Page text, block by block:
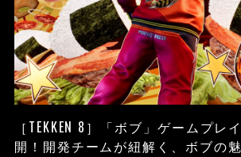
［TEKKEN 8］「ボブ」ゲームプレ
開！開発チームが紐解く、ボブの